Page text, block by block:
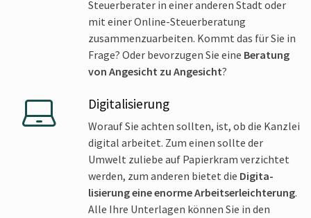
Steuer­berater in einer anderen Stadt oder
mit einer Online-Steuer­beratung
zusammenzu­arbeiten. Kommt das für Sie in
Frage? Oder bevorzugen Sie eine Beratung
von Angesicht zu Angesicht?
Digitalisierung
Worauf Sie achten sollten, ist, ob die Kanzlei
digital arbeitet. Zum einen sollte der
Umwelt zuliebe auf Papier­kram verzichtet
werden, zum anderen bietet die Digita­
lisierung eine enorme Arbeits­erleichterung.
Alle Ihre Unte­rlagen können Sie in den